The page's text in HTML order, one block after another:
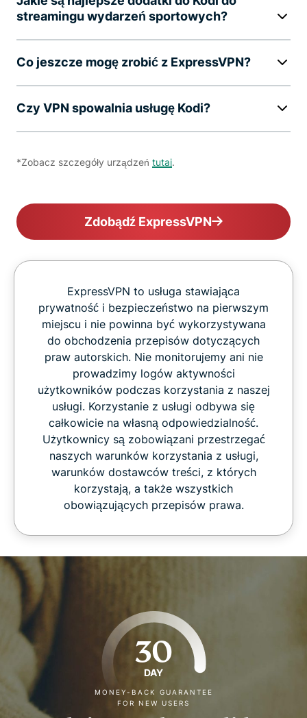
streamingu wydarzeń sportowych?
Co jeszcze mogę zrobić z ExpressVPN?
Czy VPN spowalnia usługę Kodi?
*Zobacz szczegóły urządzeń tutaj.
Zdobądź ExpressVPN
ExpressVPN to usługa stawiająca
prywatność i bezpieczeństwo na pierwszym
miejscu i nie powinna być wykorzystywana
do obchodzenia przepisów dotyczących
praw autorskich. Nie monitorujemy ani nie
prowadzimy logów aktywności
użytkowników podczas korzystania z naszej
usługi. Korzystanie z usługi odbywa się
całkowicie na własną odpowiedzialność.
Użytkownicy są zobowiązani przestrzegać
naszych warunków korzystania z usługi,
warunków dostawców treści, z których
korzystają, a także wszystkich
obowiązujących przepisów prawa.
30
DAY
MONEY-BACK GUARANTEE
FOR NEW USERS